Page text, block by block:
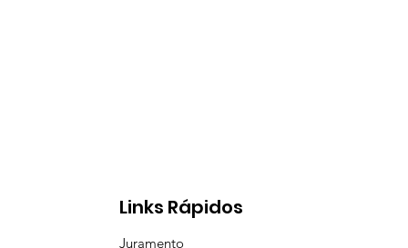
Links Rápidos
Juramento